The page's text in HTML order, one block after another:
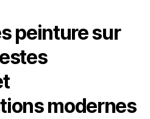
peinture sur
modernes